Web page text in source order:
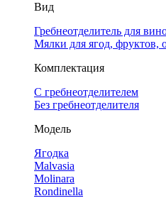
Вид
Гребнеотделитель для
Мялки для ягод, фруктов,
Комплектация
С гребнеотделителем
Без гребнеотделителя
Модель
Ягодка
Malvasia
Molinara
Rondinella